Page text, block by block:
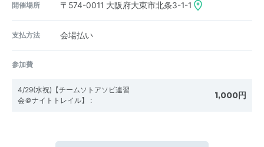
開催場所 〒574-0011 大阪府大東市北条3-1-1
支払方法 会場払い
参加費
4/29(水祝)【チームソトアソビ連習
会＠ナイトトレイル】 : 1,000円